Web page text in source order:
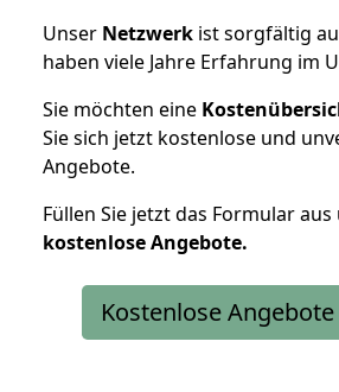
Unser Netzwerk ist sorgfältig
haben viele Jahre Erfahrung im
Sie möchten eine
Sie sich jetzt kostenlose und
Angebote.
Füllen Sie jetzt das Formular
kostenloseAngebote.
Kostenlose